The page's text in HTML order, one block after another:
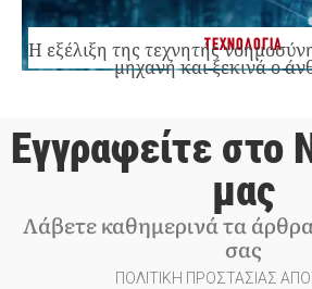
ΤΕΧΝΟΛΟΓΙΑ
Η εξέλιξη της τεχνητής
μηχανή και ξεκινά ο
Εγγραφείτε στο
μας
Λάβετε καθημερινά τα
σας
ΠΟΛΙΤΙΚΗ ΠΡΟΣΤΑΣΙΑΣ